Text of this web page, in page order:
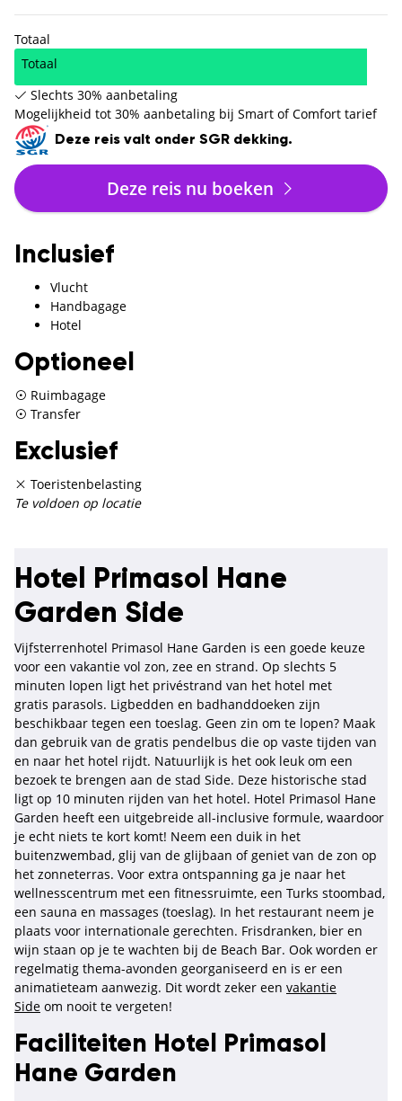
Totaal
Totaal
Slechts 30% aanbetaling
Mogelijkheid tot 30% aanbetaling bij Smart of Comfort tarief
Deze reis valt onder SGR dekking.
Deze reis nu boeken
Inclusief
Vlucht
Handbagage
Hotel
Optioneel
Ruimbagage
Transfer
Exclusief
Toeristenbelasting
Te voldoen op locatie
Hotel Primasol Hane
Garden Side
Vijfsterrenhotel Primasol Hane Garden is een goede keuze
voor een vakantie vol zon, zee en strand. Op slechts 5
minuten lopen ligt het privéstrand van het hotel met
gratis parasols. Ligbedden en badhanddoeken zijn
beschikbaar tegen een toeslag. Geen zin om te lopen? Maak
dan gebruik van de gratis pendelbus die op vaste tijden van
en naar het hotel rijdt. Natuurlijk is het ook leuk om een
bezoek te brengen aan de stad Side. Deze historische stad
ligt op 10 minuten rijden van het hotel. Hotel Primasol Hane
Garden heeft een uitgebreide all-inclusive formule, waardoor
je echt niets te kort komt! Neem een duik in het
buitenzwembad, glij van de glijbaan of geniet van de zon op
het zonneterras. Voor extra ontspanning ga je naar het
wellnesscentrum met een fitnessruimte, een Turks stoombad,
een sauna en massages (toeslag). In het restaurant neem je
plaats voor internationale gerechten. Frisdranken, bier en
wijn staan ​​op je te wachten bij de Beach Bar. Ook worden er
regelmatig thema-avonden georganiseerd en is er een
animatieteam aanwezig. Dit wordt zeker een vakantie
Side om nooit te vergeten!
Faciliteiten Hotel Primasol
Hane Garden